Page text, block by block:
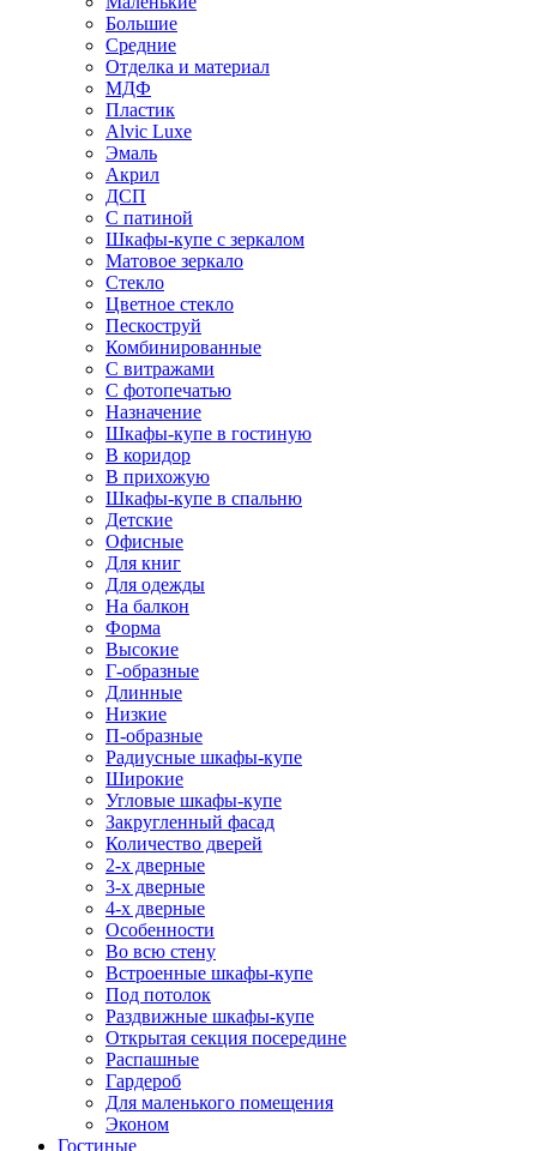
Большие
Средние
Отделка и материал
МДФ
Пластик
Alvic Luxe
Эмаль
Акрил
ДСП
С патиной
Шкафы-купе с зеркалом
Матовое зеркало
Стекло
Цветное стекло
Пескоструй
Комбинированные
С витражами
С фотопечатью
Назначение
Шкафы-купе в гостиную
В коридор
В прихожую
Шкафы-купе в спальню
Детские
Офисные
Для книг
Для одежды
На балкон
Форма
Высокие
Г-образные
Длинные
Низкие
П-образные
Радиусные шкафы-купе
Широкие
Угловые шкафы-купе
Закругленный фасад
Количество дверей
2-х дверные
3-х дверные
4-х дверные
Особенности
Во всю стену
Встроенные шкафы-купе
Под потолок
Раздвижные шкафы-купе
Открытая секция посередине
Распашные
Гардероб
Для маленького помещения
Эконом
Гостиные